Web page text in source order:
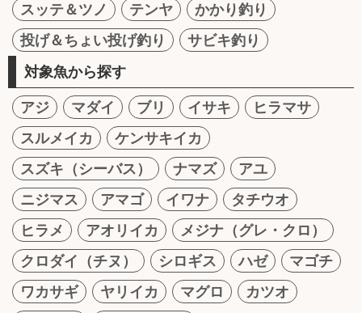
スッテ＆ツノ
テンヤ
かかり釣り
投げ＆ちょい投げ釣り
サビキ釣り
対象魚から探す
アジ マダイ ブリ イサキ
ヒラマサ
スルメイカ
ケンサキイカ
スズキ（シーバス）
ナマズ
アユ
ニジマス
アマゴ イワナ
タチウオ
ヒラメ
アオリイカ
メジナ（グレ・クロ）
クロダイ（チヌ）
シロギス ハゼ
マゴチ
ワカサギ
ヤリイカ マグロ
カツオ